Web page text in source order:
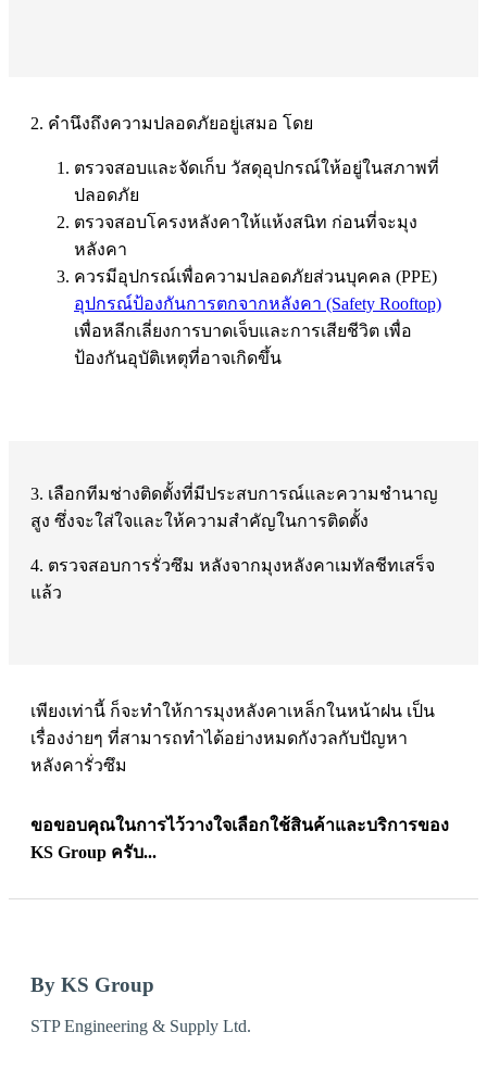
2. คำนึงถึงความปลอดภัยอยู่เสมอ โดย
ตรวจสอบและจัดเก็บ วัสดุอุปกรณ์ให้อยู่ในสภาพที่
ปลอดภัย
ตรวจสอบโครงหลังคาให้แห้งสนิท ก่อนที่จะมุง
หลังคา
ควรมีอุปกรณ์เพื่อความปลอดภัยส่วนบุคคล (PPE)
อุปกรณ์ป้องกันการตกจากหลังคา (Safety Rooftop)
เพื่อหลีกเลี่ยงการบาดเจ็บและการเสียชีวิต เพื่อ
ป้องกันอุบัติเหตุที่อาจเกิดขึ้น
3. เลือกทีมช่างติดตั้งที่มีประสบการณ์และความชำนาญ
สูง ซึ่งจะใส่ใจและให้ความสำคัญในการติดตั้ง
4. ตรวจสอบการรั่วซึม หลังจากมุงหลังคาเมทัลชีทเสร็จ
แล้ว
เพียงเท่านี้ ก็จะทำให้การมุงหลังคาเหล็กในหน้าฝน เป็น
เรื่องง่ายๆ ที่สามารถทำได้อย่างหมดกังวลกับปัญหา
หลังคารั่วซึม
ขอขอบคุณในการไว้วางใจเลือกใช้สินค้าและบริการของ
KS Group ครับ...
By KS Group
STP Engineering & Supply Ltd.